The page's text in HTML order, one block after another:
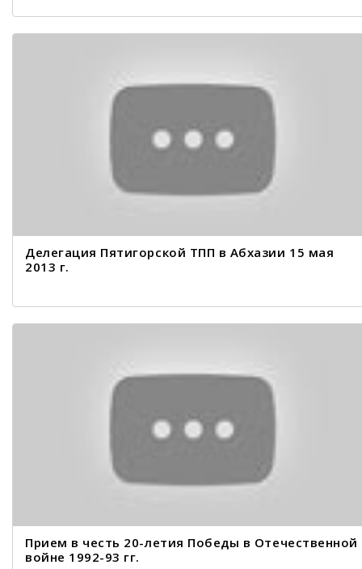
Делегация Пятигорской ТПП в Абхазии 15 мая
2013 г.
Прием в честь 20-летия Победы в Отечественной
войне 1992-93 гг.